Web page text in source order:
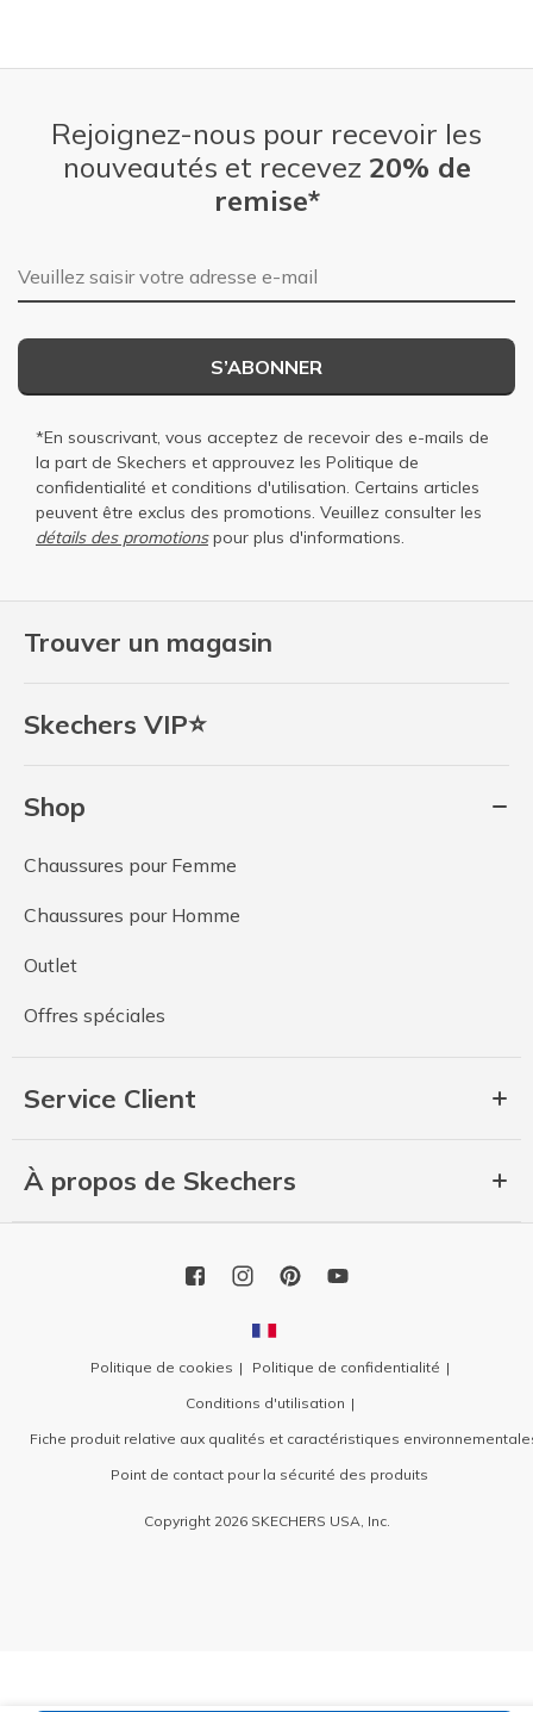
Trouver un magasin
Skechers VIP⭐
Shop
Chaussures pour Femme
Chaussures pour Homme
Outlet
Offres spéciales
Service Client
À propos de Skechers
Rejoignez-nous pour recevoir les
nouveautés et recevez 20% de
remise*
Adresse e-mail
S’ABONNER
*En souscrivant, vous acceptez de recevoir des e-mails de
la part de Skechers et approuvez les Politique de
confidentialité et conditions d'utilisation. Certains articles
peuvent être exclus des promotions. Veuillez consulter les
détails des promotionspour plus d'informations.
Politique de cookies
Politique de confidentialité
Conditions d'utilisation
Fiche produit relative aux qualités et caractéristiques
Point de contact pour la sécurité des produits
Copyright 2026 SKECHERS USA, Inc.